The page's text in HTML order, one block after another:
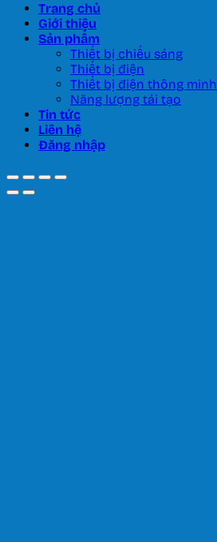
Trang chủ
Giới thiệu
Sản phẩm
Thiết bị chiếu sáng
Thiết bị điện
Thiết bị điện thông minh
Năng lượng tái tạo
Tin tức
Liên hệ
Đăng nhập